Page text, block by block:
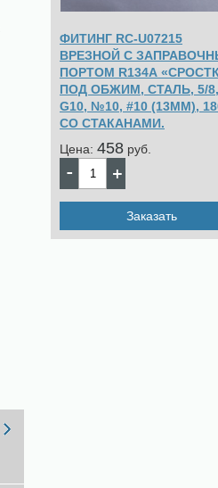
ФИТИНГ RC-U07215
ВРЕЗНОЙ С
ПОРТОМ R134А
ПОД ОБЖИМ, СТАЛЬ, 5/8,
G10, №10, #10 (13ММ),
СО СТАКАНАМИ.
Цена: 458 pуб.
Заказать